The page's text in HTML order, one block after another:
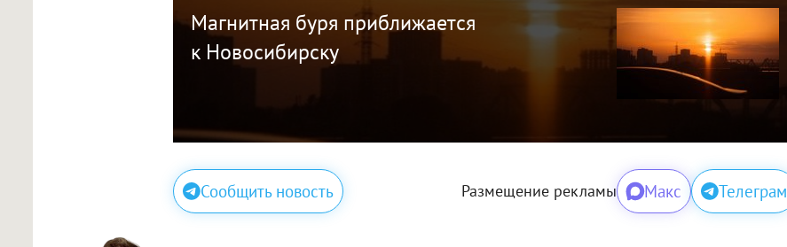
Магнитная буря приближается
к Новосибирску
Сообщить новость Размещение рекламы Макс Телеграм